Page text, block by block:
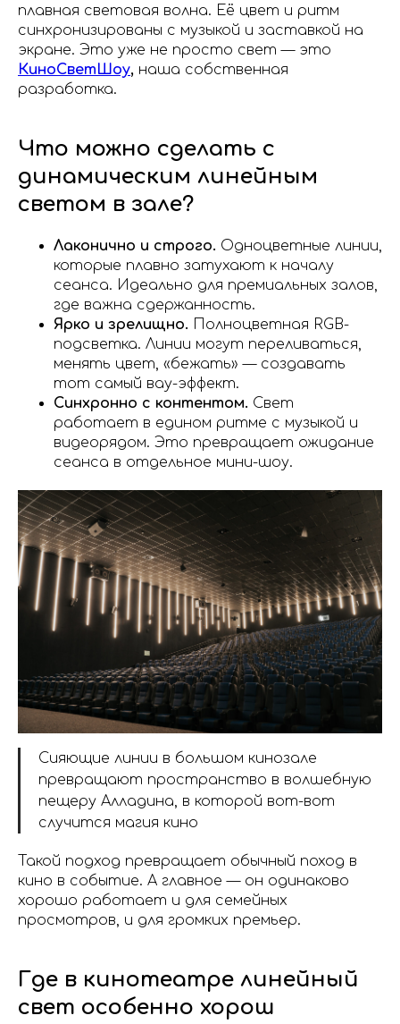
плавная световая волна. Её цвет и ритм
синхронизированы с музыкой и заставкой на
экране. Это уже не просто свет — это
КиноСветШоу, наша собственная
разработка.
Что можно сделать с
динамическим линейным
светом в зале?
Лаконично и строго. Одноцветные линии,
которые плавно затухают к началу
сеанса. Идеально для премиальных залов,
где важна сдержанность.
Ярко и зрелищно. Полноцветная RGB-
подсветка. Линии могут переливаться,
менять цвет, «бежать» — создавать
тот самый вау-эффект.
Синхронно с контентом. Свет
работает в едином ритме с музыкой и
видеорядом. Это превращает ожидание
сеанса в отдельное мини-шоу.
Сияющие линии в большом кинозале
превращают пространство в волшебную
пещеру Алладина, в которой вот-вот
случится магия кино
Такой подход превращает обычный поход в
кино в событие. А главное — он одинаково
хорошо работает и для семейных
просмотров, и для громких премьер.
Где в кинотеатре линейный
свет особенно хорош